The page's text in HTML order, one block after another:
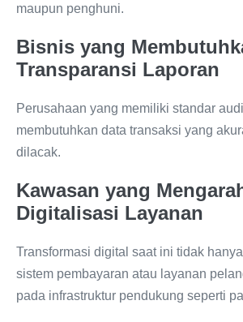
maupun penghuni.
Bisnis yang
Transparansi Laporan
Perusahaan yang memiliki standar
membutuhkan data transaksi yang
dilacak.
Kawasan yang
Digitalisasi Layanan
Transformasi digital saat ini tidak
sistem pembayaran atau layanan
pada infrastruktur pendukung seperti